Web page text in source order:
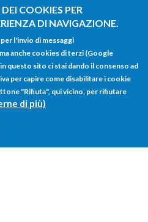
COOKIES PER
DI NAVIGAZIONE.
l'invio di messaggi
anche cookies di terzi (Google
questo sito ci stai dando il consenso ad
per capire come disabilitare i cookie
"Rifiuta", qui vicino, per rifiutare
di più)